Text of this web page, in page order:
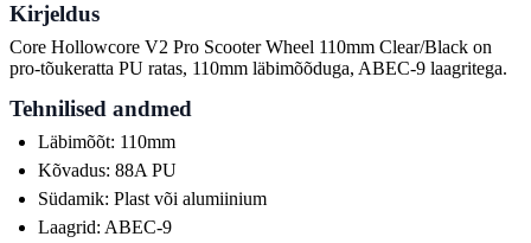
Kirjeldus
Core Hollowcore V2 Pro Scooter Wheel 110mm Clear/Black on
pro-tõukeratta PU ratas, 110mm läbimõõduga, ABEC-9 laagritega.
Tehnilised andmed
Läbimõõt: 110mm
Kõvadus: 88A PU
Südamik: Plast või alumiinium
Laagrid: ABEC-9